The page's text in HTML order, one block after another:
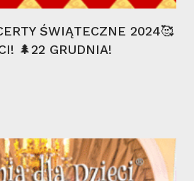
Opcje
ŚWIĄTECZNE 2024🥰
🌲22 GRUDNIA!